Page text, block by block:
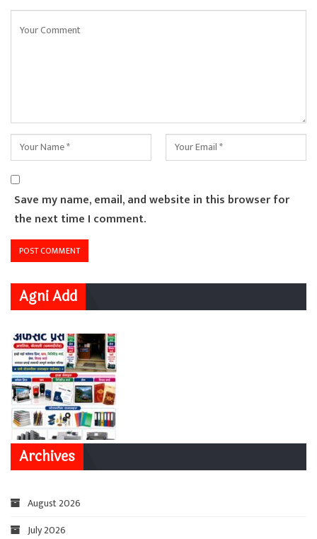
Save my name, email, and website in this browser for
the next time I comment.
Agni Add
Archives
August 2026
July 2026